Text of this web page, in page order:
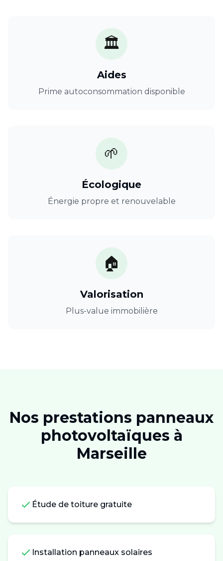
🏛️
Aides
Prime autoconsommation disponible
🌱
Écologique
Énergie propre et renouvelable
🏠
Valorisation
Plus-value immobilière
Nos prestations panneaux
photovoltaïques à
Marseille
Étude de toiture gratuite
Installation panneaux solaires